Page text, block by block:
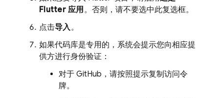
Flutter 应用。否则，请不要选中此复选框。
点击导入。
如果代码库是专用的，系统会提示您向相应提
供方进行身份验证：
对于 GitHub，请按照提示复制访问令
牌。